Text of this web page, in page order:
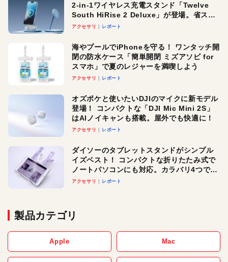
2-in-1ワイヤレス充電スタンド「Twelve
South HiRise 2 Deluxe」が登場。省スペ
ースでおしゃれに充電したい人にオスス
アクセサリ レポート
海やプールでiPhoneを守る！ ワンタッチ開
閉の防水ケース「簡単開閉 ミズアソビ for
スマホ」で夏のレジャーを満喫しよう
アクセサリ レポート
オズポケと使いたいDJIのマイクに新モデル
登場！ コンパクトな「DJI Mic Mini 2S」
はAIノイキャンも搭載。屋外でも快適に！
アクセサリ レポート
ダイソーのタブレットスタンドがシンプル
イズベスト！ コンパクトな折りたたみ式で
ノートパソコンにも対応。カラバリ4つで選
べる楽しさも
アクセサリ レポート
製品カテゴリ
Apple Mac